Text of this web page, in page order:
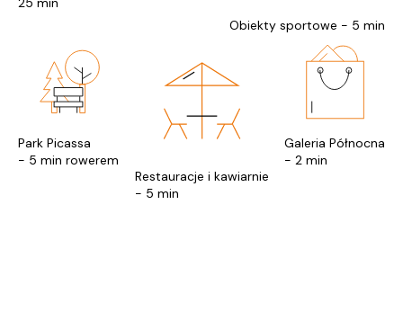
Obiekty sportowe - 5 min
Park Picassa
- 5 min rowerem
Restauracje i kawiarnie
- 5 min
Galeria Północna
- 2 min